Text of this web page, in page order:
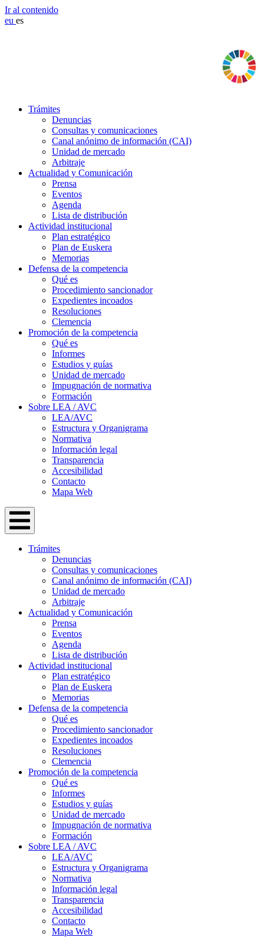
Ir al contenido
eu es
Trámites
Denuncias
Consultas y comunicaciones
Canal anónimo de información (CAI)
Unidad de mercado
Arbitraje
Actualidad y Comunicación
Prensa
Eventos
Agenda
Lista de distribución
Actividad institucional
Plan estratégico
Plan de Euskera
Memorias
Defensa de la competencia
Qué es
Procedimiento sancionador
Expedientes incoados
Resoluciones
Clemencia
Promoción de la competencia
Qué es
Informes
Estudios y guías
Unidad de mercado
Impugnación de normativa
Formación
Sobre LEA / AVC
LEA/AVC
Estructura y Organigrama
Normativa
Información legal
Transparencia
Accesibilidad
Contacto
Mapa Web
Trámites
Denuncias
Consultas y comunicaciones
Canal anónimo de información (CAI)
Unidad de mercado
Arbitraje
Actualidad y Comunicación
Prensa
Eventos
Agenda
Lista de distribución
Actividad institucional
Plan estratégico
Plan de Euskera
Memorias
Defensa de la competencia
Qué es
Procedimiento sancionador
Expedientes incoados
Resoluciones
Clemencia
Promoción de la competencia
Qué es
Informes
Estudios y guías
Unidad de mercado
Impugnación de normativa
Formación
Sobre LEA / AVC
LEA/AVC
Estructura y Organigrama
Normativa
Información legal
Transparencia
Accesibilidad
Contacto
Mapa Web